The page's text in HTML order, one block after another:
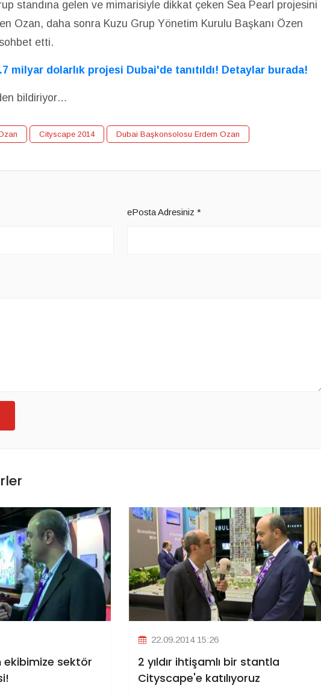
standına gelen ve mimarisiyle dikkat çeken Sea Pearl projesini
Ozan, daha sonra Kuzu Grup Yönetim Kurulu Başkanı Özen
etti.
milyar dolarlık projesi Dubai'de tanıtıldı! Detaylar burada!
bildiriyor…
Cityscape 2014 Dubai Başkonsolosu Erdem Ozan
ePosta Adresiniz *
ekibimize sektör
22.09.2014 15:26
2 yıldır ihtişamlı bir stantla
Cityscape'e katılıyoruz